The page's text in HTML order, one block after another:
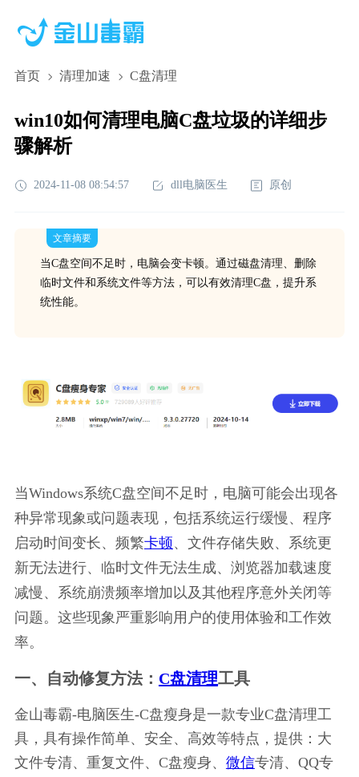
首页 清理加速 C盘清理
win10如何清理电脑C盘垃圾的详细步
骤解析
2024-11-08 08:54:57 dll电脑医生 原创
文章摘要
当C盘空间不足时，电脑会变卡顿。通过磁盘清理、删除
临时文件和系统文件等方法，可以有效清理C盘，提升系
统性能。
当Windows系统C盘空间不足时，电脑可能会出现各
种异常现象或问题表现，包括系统运行缓慢、程序
启动时间变长、频繁卡顿、文件存储失败、系统更
新无法进行、临时文件无法生成、浏览器加载速度
减慢、系统崩溃频率增加以及其他程序意外关闭等
问题。这些现象严重影响用户的使用体验和工作效
率。
一、自动修复方法： C盘清理工具
金山毒霸-电脑医生-C盘瘦身是一款专业C盘清理工
具，具有操作简单、安全、高效等特点，提供：大
文件专清、重复文件、C盘瘦身、 微信专清、QQ专